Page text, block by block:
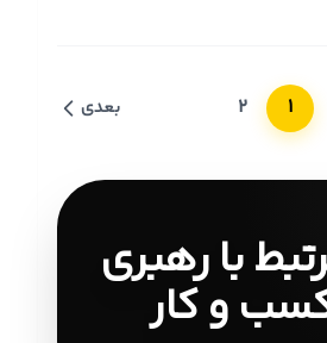
1
2 بعدی
با رهبری
و کار